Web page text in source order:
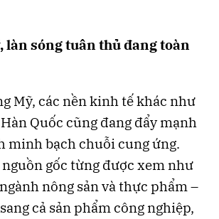
làn sóng tuân thủ đang toàn
Mỹ, các nền kinh tế khác như
Quốc cũng đang đẩy mạnh
minh bạch chuỗi cung ứng.
gốc từng được xem như
nông sản và thực phẩm –
cả sản phẩm công nghiệp,